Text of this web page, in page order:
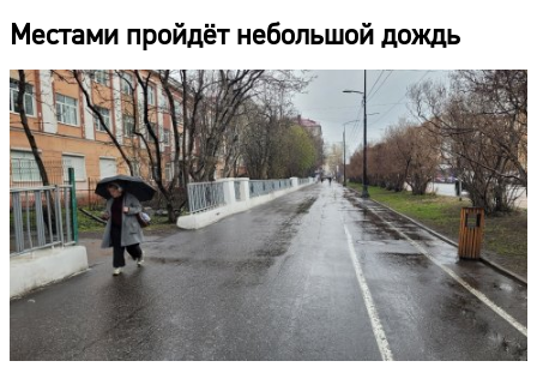
Местами пройдёт небольшой дождь
Курсы валют